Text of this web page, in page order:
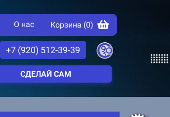
О нас Корзина (0)
+7 (920) 512-39-39
СДЕЛАЙ САМ